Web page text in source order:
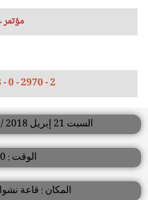
0 - 2970 - 2
السبت 21 إبريل 2018 / الموافق 05 شعبان 1439 هـ
الوقت : 10:00 – 11:00
المكان : قاعة